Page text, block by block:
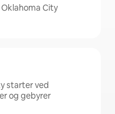
City
starter ved
og gebyrer